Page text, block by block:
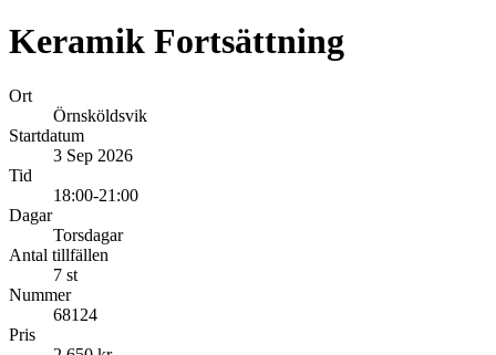
Keramik Fortsättning
Ort
Örnsköldsvik
Startdatum
3 Sep 2026
Tid
18:00-21:00
Dagar
Torsdagar
Antal tillfällen
7 st
Nummer
68124
Pris